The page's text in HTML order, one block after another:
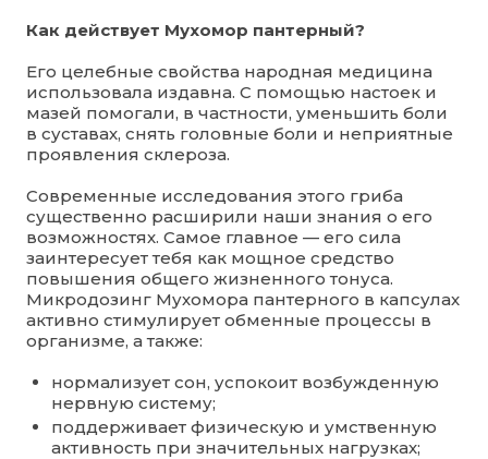
Как действует Мухомор пантерный?
Его целебные свойства народная медицина
использовала издавна. С помощью настоек и
мазей помогали, в частности, уменьшить боли
в суставах, снять головные боли и неприятные
проявления склероза.
Современные исследования этого гриба
существенно расширили наши знания о его
возможностях. Самое главное — его сила
заинтересует тебя как мощное средство
повышения общего жизненного тонуса.
Микродозинг Мухомора пантерного в капсулах
активно стимулирует обменные процессы в
организме, а также:
нормализует сон, успокоит возбужденную
нервную систему;
поддерживает физическую и умственную
активность при значительных нагрузках;